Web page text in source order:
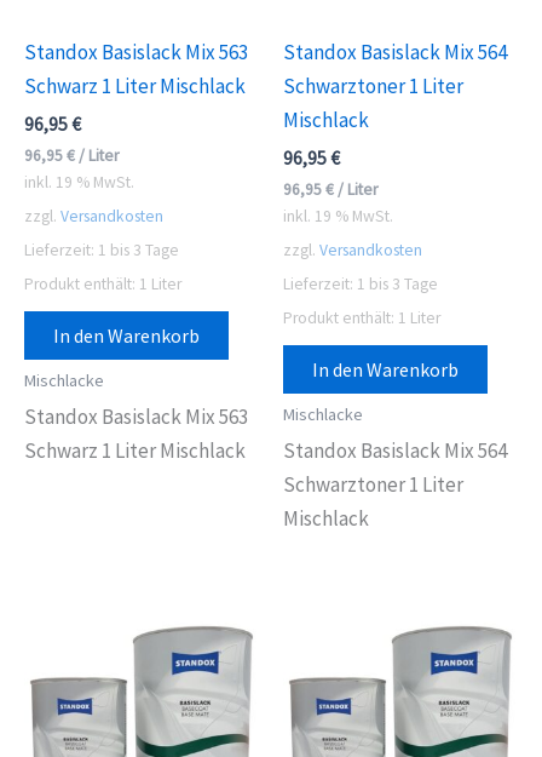
Standox Basislack Mix 563
Schwarz 1 Liter Mischlack
96,95€
96,95€ / Liter
inkl. 19 % MwSt.
zzgl. Versandkosten
Lieferzeit: 1 bis 3 Tage
Produkt enthält: 1 Liter
In den Warenkorb
Mischlacke
Standox Basislack Mix 563
Schwarz 1 Liter Mischlack
Standox Basislack Mix 564
Schwarztoner 1 Liter
Mischlack
96,95€
96,95€ / Liter
inkl. 19 % MwSt.
zzgl. Versandkosten
Lieferzeit: 1 bis 3 Tage
Produkt enthält: 1 Liter
In den Warenkorb
Mischlacke
Standox Basislack Mix 564
Schwarztoner 1 Liter
Mischlack